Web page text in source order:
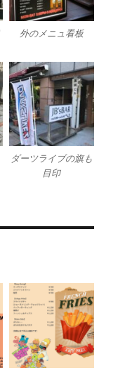
外のメニュ看板
ダーツライブの旗も
目印